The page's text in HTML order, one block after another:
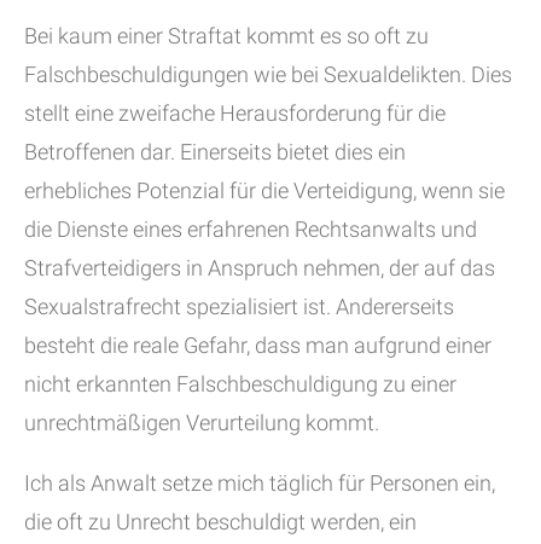
Bei kaum einer Straftat kommt es so oft zu
Falschbeschuldigungen wie bei Sexualdelikten. Dies
stellt eine zweifache Herausforderung für die
Betroffenen dar. Einerseits bietet dies ein
erhebliches Potenzial für die Verteidigung, wenn sie
die Dienste eines erfahrenen Rechtsanwalts und
Strafverteidigers in Anspruch nehmen, der auf das
Sexualstrafrecht spezialisiert ist. Andererseits
besteht die reale Gefahr, dass man aufgrund einer
nicht erkannten Falschbeschuldigung zu einer
unrechtmäßigen Verurteilung kommt.
Ich als Anwalt setze mich täglich für Personen ein,
die oft zu Unrecht beschuldigt werden, ein